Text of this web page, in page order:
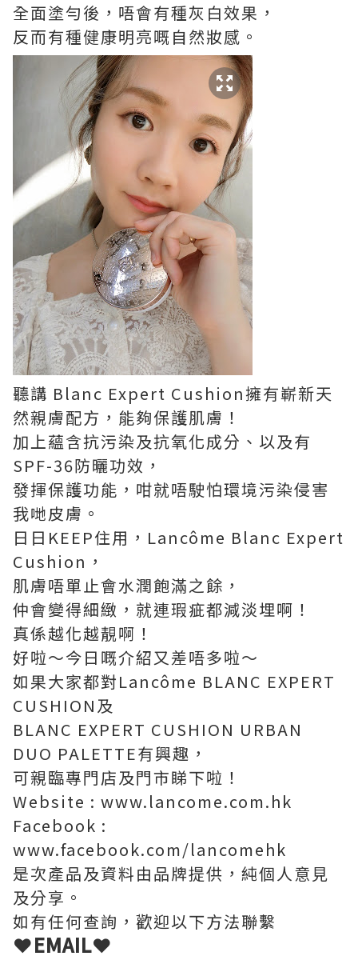
全面塗勻後，唔會有種灰白效果，
反而有種健康明亮嘅自然妝感。
聽講 Blanc Expert Cushion擁有嶄新天
然親膚配方，能夠保護肌膚！
加上蘊含抗污染及抗氧化成分、以及有
SPF-36防曬功效，
發揮保護功能，咁就唔駛怕環境污染侵害
我哋皮膚。
日日KEEP住用，Lancôme Blanc Expert
Cushion，
肌膚唔單止會水潤飽滿之餘，
仲會變得細緻，就連瑕疵都減淡埋啊！
真係越化越靚啊！
好啦～今日嘅介紹又差唔多啦～
如果大家都對Lancôme BLANC EXPERT
CUSHION及
BLANC EXPERT CUSHION URBAN
DUO PALETTE有興趣，
可親臨專門店及門市睇下啦！
Website : www.lancome.com.hk
Facebook :
www.facebook.com/lancomehk
是次產品及資料由品牌提供，純個人意見
及分享。
如有任何查詢，歡迎以下方法聯繫
❤EMAIL❤